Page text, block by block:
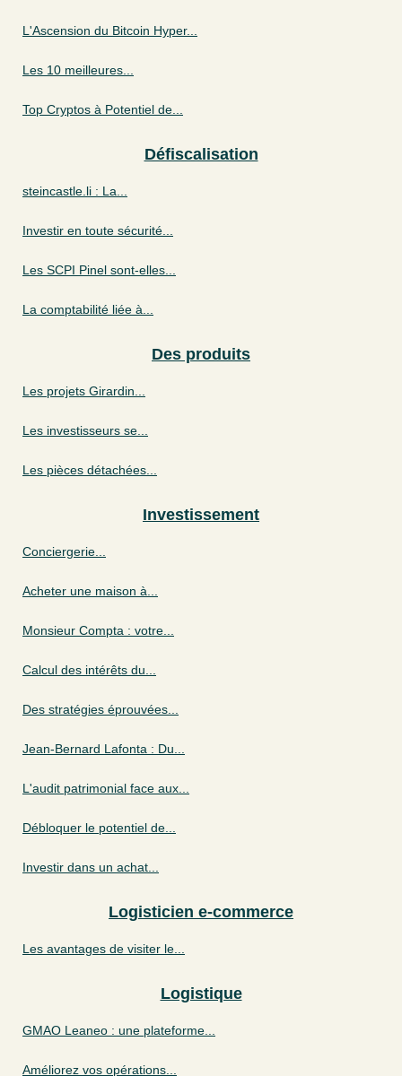
L'Ascension du Bitcoin Hyper...
Les 10 meilleures...
Top Cryptos à Potentiel de...
Défiscalisation
steincastle.li : La...
Investir en toute sécurité...
Les SCPI Pinel sont-elles...
La comptabilité liée à...
Des produits
Les projets Girardin...
Les investisseurs se...
Les pièces détachées...
Investissement
Conciergerie...
Acheter une maison à...
Monsieur Compta : votre...
Calcul des intérêts du...
Des stratégies éprouvées...
Jean-Bernard Lafonta : Du...
L'audit patrimonial face aux...
Débloquer le potentiel de...
Investir dans un achat...
Logisticien e-commerce
Les avantages de visiter le...
Logistique
GMAO Leaneo : une plateforme...
Améliorez vos opérations...